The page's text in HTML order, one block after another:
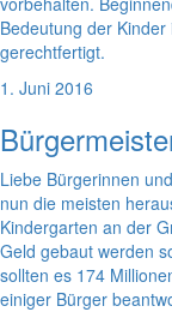
Bedeutung der
gerechtfertigt.
1. Juni 2016
Liebe Bürgerinnen
nun die meisten
Kindergarten an der
Geld gebaut werden
sollten es 174
einiger Bürger